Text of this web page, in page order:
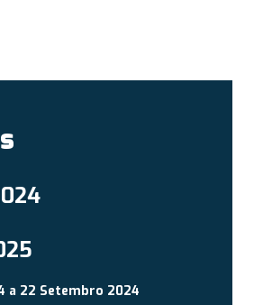
a 22 Setembro 2024